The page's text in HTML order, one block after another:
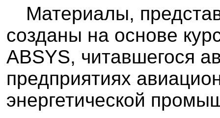
Материалы,
созданы на основе
ABSYS, читавшегося
предприятиях
энергетической